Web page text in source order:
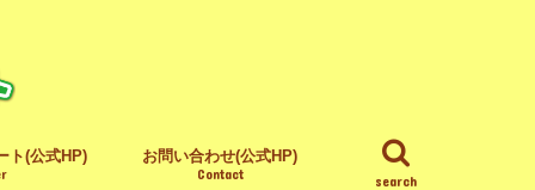
search
ト(公式HP) お問い合わせ(公式HP)
Contact